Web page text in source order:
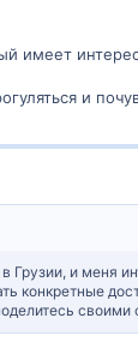
имеет
и
и меня
конкретные